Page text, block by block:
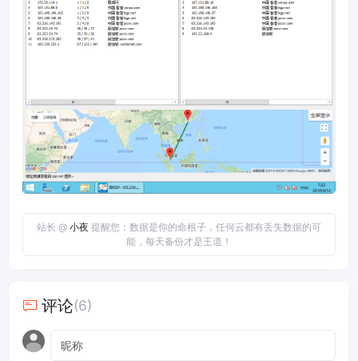
站长 @ 小夜 提醒您：数据是你的命根子，任何云都有丢失数据的可
能，每天备份才是王道！
评论(6)